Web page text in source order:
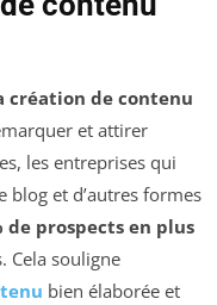
création de contenu
et attirer
les entreprises qui
blog et d’autres formes
de prospects en plus
Cela souligne
bien élaborée et